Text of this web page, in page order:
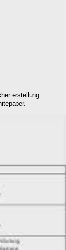
erstellung